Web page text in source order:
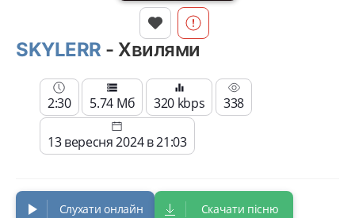
SKYLERR - Хвилями
2:30 5.74 Мб 320 kbps 338
13 вересня 2024 в 21:03
Слухати онлайн Скачати пісню